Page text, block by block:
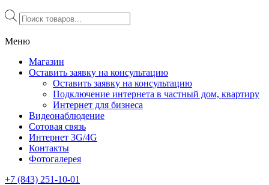
Поиск
товаров
Меню
Магазин
Оставить заявку на консультацию
Оставить заявку на консультацию
Подключение интернета в частный дом, квартиру
Интернет для бизнеса
Видеонаблюдение
Сотовая связь
Интернет 3G/4G
Контакты
Фотогалерея
+7 (843) 251-10-01